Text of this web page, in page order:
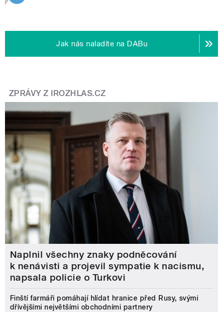
Jak nás naladíte na DABu
ZPRÁVY Z IROZHLAS.CZ
Naplnil všechny znaky podněcování
k nenávisti a projevil sympatie k nacismu,
napsala policie o Turkovi
Finští farmáři pomáhají hlídat hranice před Rusy, svými
dřívějšími největšími obchodními partnery